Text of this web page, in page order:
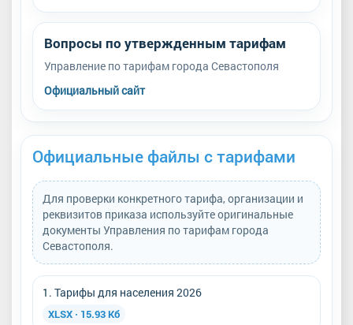
Вопросы по утвержденным тарифам
Управление по тарифам города Севастополя
Официальный сайт
Официальные файлы с тарифами
Для проверки конкретного тарифа, организации и
реквизитов приказа используйте оригинальные
документы Управления по тарифам города
Севастополя.
1. Тарифы для населения 2026
XLSX · 15.93 Кб